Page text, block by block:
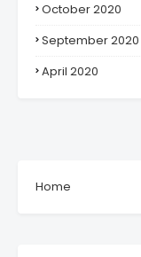
October 2020
September 2020
April 2020
Home